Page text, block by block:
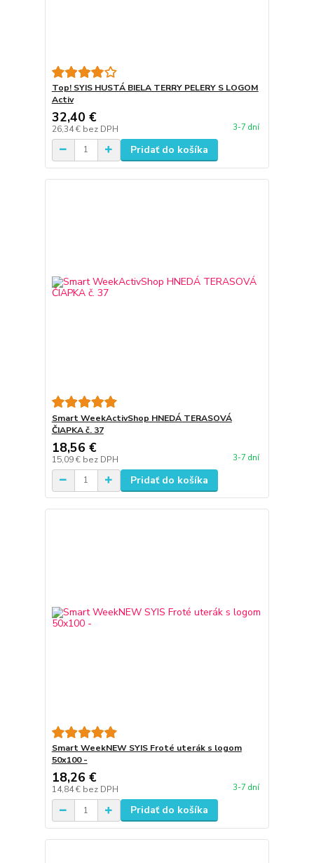
Top! SYIS HUSTÁ BIELA TERRY PELERY S LOGOM
Activ
32,40 €
26,34 € bez DPH 3-7 dní
Pridať do košíka
Smart WeekActivShop HNEDÁ TERASOVÁ
ČIAPKA č. 37
18,56 €
15,09 € bez DPH 3-7 dní
Pridať do košíka
Smart WeekNEW SYIS Froté uterák s logom
50x100 -
18,26 €
14,84 € bez DPH 3-7 dní
Pridať do košíka